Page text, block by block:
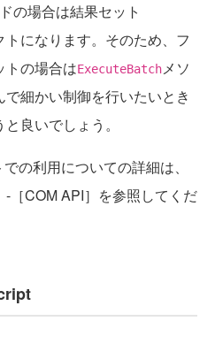
の場合は結果セット
トになります。そのため、フ
トの場合はExecuteBatchメソ
細かい制御を行いたいとき
良いでしょう。
の利用についての詳細は、
［COM API］を参照してくだ